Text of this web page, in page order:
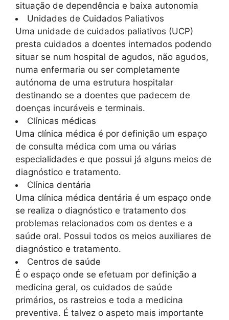
situação de dependência e baixa autonomia
Unidades de Cuidados Paliativos
Uma unidade de cuidados paliativos (UCP)
presta cuidados a doentes internados podendo
situar se num hospital de agudos, não agudos,
numa enfermaria ou ser completamente
autónoma de uma estrutura hospitalar
destinando se a doentes que padecem de
doenças incuráveis e terminais.
Clínicas médicas
Uma clínica médica é por definição um espaço
de consulta médica com uma ou várias
especialidades e que possui já alguns meios de
diagnóstico e tratamento.
Clínica dentária
Uma clínica médica dentária é um espaço onde
se realiza o diagnóstico e tratamento dos
problemas relacionados com os dentes e a
saúde oral. Possui todos os meios auxiliares de
diagnóstico e tratamento.
Centros de saúde
É o espaço onde se efetuam por definição a
medicina geral, os cuidados de saúde
primários, os rastreios e toda a medicina
preventiva. É talvez o aspeto mais importante